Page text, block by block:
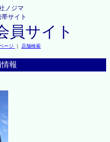
ノジマ
サイト
員サイト
ージ ｜ 店舗検索
報